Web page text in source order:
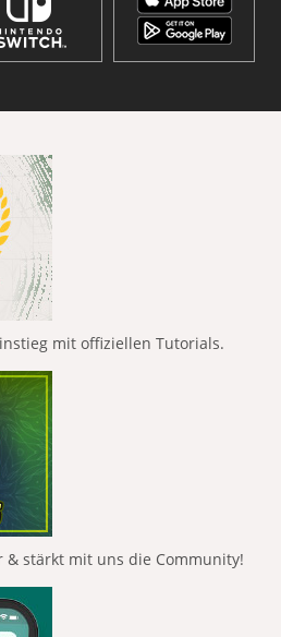
mit offiziellen Tutorials.
stärkt mit uns die Community!